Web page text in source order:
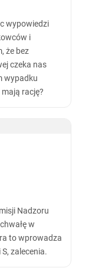
wypowiedzi
i
że bez
czeka nas
wypadku
rację?
Nadzoru
w
to wprowadza
zalecenia.